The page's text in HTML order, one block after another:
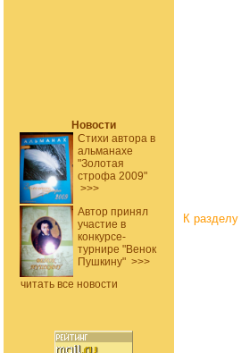
Новости
Стихи автора в
альманахе
"Золотая
строфа 2009"
>>>
Автор принял
участие в
конкурсе-
турнире "Венок
Пушкину" >>>
читать все новости
К разделу